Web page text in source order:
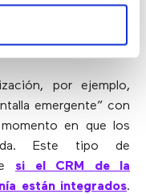
la automatización
por ejemplo,
emergente” con
en que los
Este tipo de
si el CRM de la
están integrados.